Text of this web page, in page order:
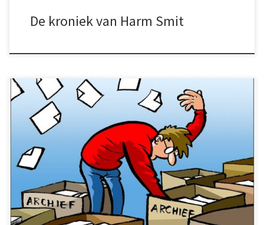
De kroniek van Harm Smit
Harm Smit, inspireerde schrijvers tot diepe
bespiegelingen. “Een ware uitblinker en
bovendien voorloper van alles wat gebeuren
ging, was Fred Thomas, redacteur van “De
Tijd” en schrijver van “Wijkend Water”. Fred
Thomas was niet alleen een hartstochtelijk
zeiler maar vooral iemand die veel
belangstelling had voor wat rondom de